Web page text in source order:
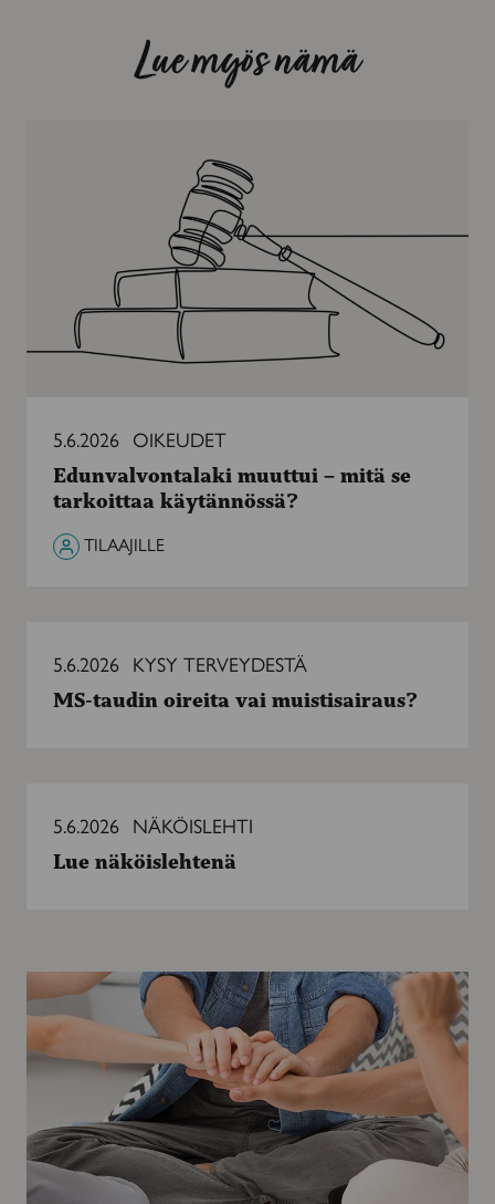
Lue myös nämä
käytännössä?
5.6.2026 OIKEUDET
Edunvalvontalaki muuttui – mitä se
tarkoittaa käytännössä?
TILAAJILLE
taudin
oireita
5.6.2026 KYSY TERVEYDESTÄ
MS-taudin oireita vai muistisairaus?
näköislehtenä
5.6.2026 NÄKÖISLEHTI
Lue näköislehtenä